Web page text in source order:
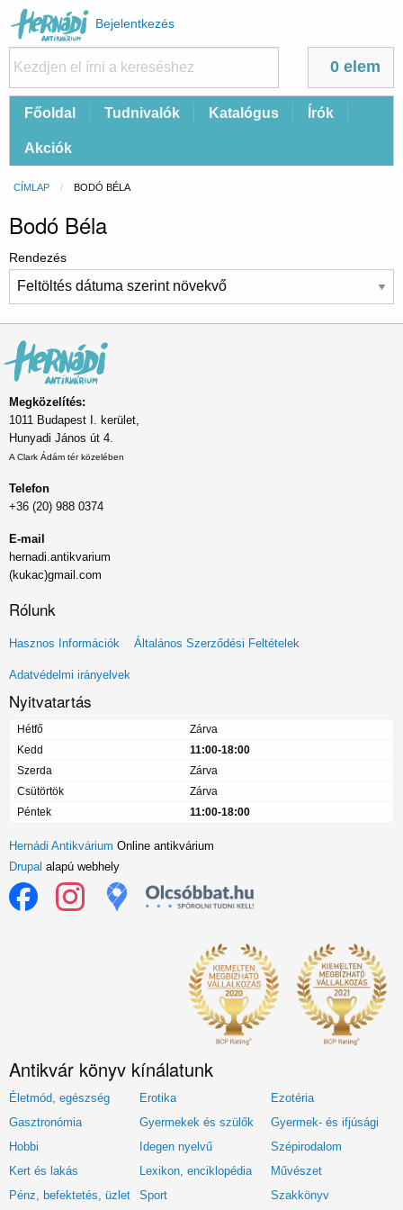
Felhasználói
fiók
menüje
Bejelentkezés
0 elem
FőFőoldal Tudnivalók Katalógus Írók
Akciók
Morzsa
CÍMLAP CURRENT:
BODÓ BÉLA
Bodó Béla
Rendezés
Megközelítés:
1011 Budapest I. kerület,
Hunyadi János út 4.
A Clark Ádám tér közelében
Telefon
+36 (20) 988 0374
E-mail
hernadi.antikvarium
(kukac)gmail.com
Rólunk
Lábléc
menü
Hasznos Információk Általános Szerződési Feltételek
Adatvédelmi irányelvek
Nyitvatartás
Hétfő
Zárva
Kedd
11:00-18:00
Szerda
Zárva
Csütörtök
Zárva
Péntek
11:00-18:00
Hernádi Antikvárium Online antikvárium
Drupal alapú webhely
Antikvár könyv kínálatunk
Életmód, egészség Erotika
Ezotéria
Gasztronómia
Gyermekek és szülők
Gyermek- és ifjúsági
Hobbi
Idegen nyelvű
Szépirodalom
Kert és lakás
Lexikon, enciklopédia
Művészet
Pénz, befektetés, üzlet
Sport Szakkönyv